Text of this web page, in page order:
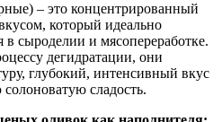
– это концентрированный
который идеально
в сыроделии и мясопереработке.
дегидратации, они
глубокий, интенсивный вкус
сладость.